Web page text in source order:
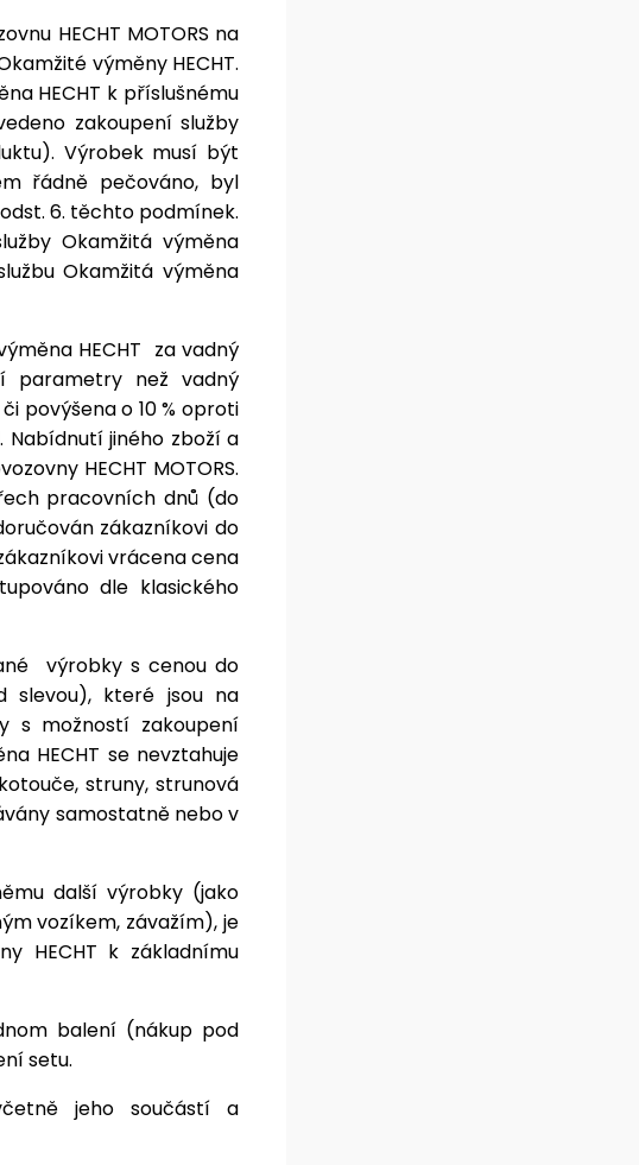
HECHT MOTORS na
výměny HECHT.
HECHT k příslušnému
zakoupení služby
Výrobek musí být
řádně pečováno, byl
6. těchto podmínek.
Okamžitá výměna
Okamžitá výměna
HECHT za vadný
parametry než vadný
povýšena o 10 % oproti
Nabídnutí jiného zboží a
HECHT MOTORS.
pracovních dnů (do
zákazníkovi do
vrácena cena
dle klasického
výrobky s cenou do
slevou), které jsou na
s možností zakoupení
HECHT se nevztahuje
struny, strunová
samostatně nebo v
další výrobky (jako
vozíkem, závažím), je
HECHT k základnímu
balení (nákup pod
setu.
jeho součástí a